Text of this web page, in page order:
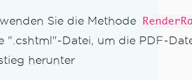
Sie die Methode
".cshtml"-Datei, um die PDF-
herunter